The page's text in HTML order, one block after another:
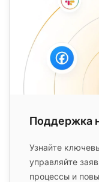
Поддержка
Узнайте
управляйте
процессы и